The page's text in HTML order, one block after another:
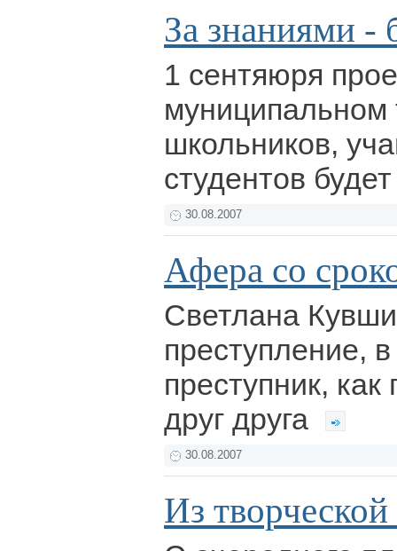
За знаниями -
1 сентяюря
муниципальном
школьников,
студентов
30.08.2007
Афера со
Светлана
преступление,
преступник,
друг друга
30.08.2007
Из